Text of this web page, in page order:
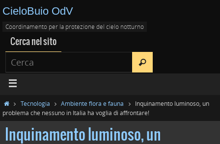
CieloBuio OdV
Coordinamento per la protezione del cielo notturno
Cerca nel sito
Tecnologia Ambiente flora e fauna
Inquinamento luminoso, un
problema che nessuno in Italia ha voglia di affrontare!
Inquinamento luminoso, un